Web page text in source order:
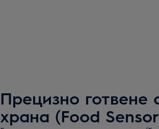
Прецизно готвене
храна (Food